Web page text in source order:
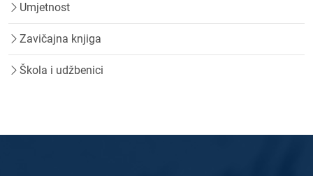
Umjetnost
Zavičajna knjiga
Škola i udžbenici